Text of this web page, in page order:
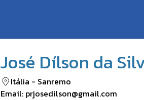
José Dílson da
Itália - Sanremo
Email: prjosedilson@gmail.com